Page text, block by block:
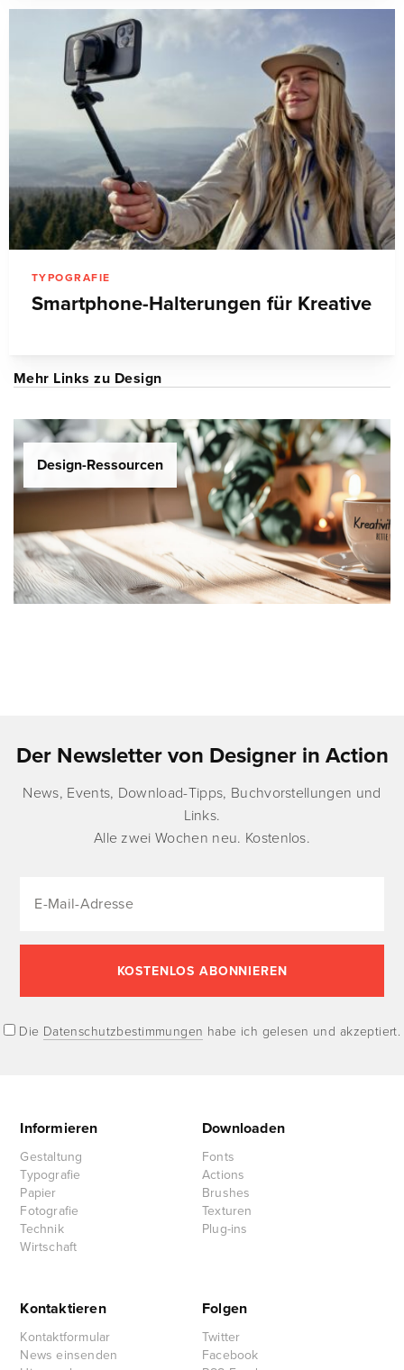
TYPOGRAFIE
Smartphone-Halterungen für Kreative
Mehr Links zu Design
Design-Ressourcen
Der Newsletter von Designer in Action
News, Events, Download-Tipps, Buchvorstellungen und
Links.
Alle zwei Wochen neu. Kostenlos.
Die Datenschutzbestimmungen habe ich gelesen und akzeptiert.
Informieren
Gestaltung
Typografie
Papier
Fotografie
Technik
Wirtschaft
Downloaden
Fonts
Actions
Brushes
Texturen
Plug-ins
Kontaktieren
Kontaktformular
News einsenden
Folgen
Twitter
Facebook